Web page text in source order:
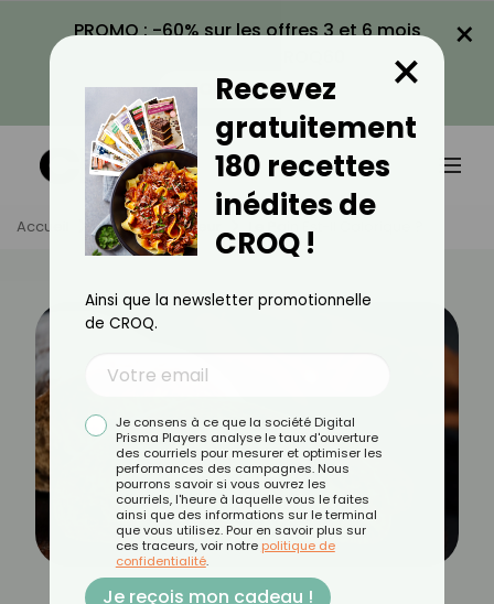
PROMO : -60% sur les offres 3 et 6 mois
VOIR LA PROMO
×
Accueil Actus Minceur Le Pain Est-Il Calorique ?
Recevez
gratuitement
180 recettes
inédites de
CROQ !
×
Ainsi que la newsletter promotionnelle
de CROQ.
Je consens à ce que la société Digital
Prisma Players analyse le taux d'ouverture
des courriels pour mesurer et optimiser les
performances des campagnes. Nous
pourrons savoir si vous ouvrez les
courriels, l'heure à laquelle vous le faites
ainsi que des informations sur le terminal
que vous utilisez. Pour en savoir plus sur
ces traceurs, voir notre politique de
confidentialité.
Je reçois mon cadeau !